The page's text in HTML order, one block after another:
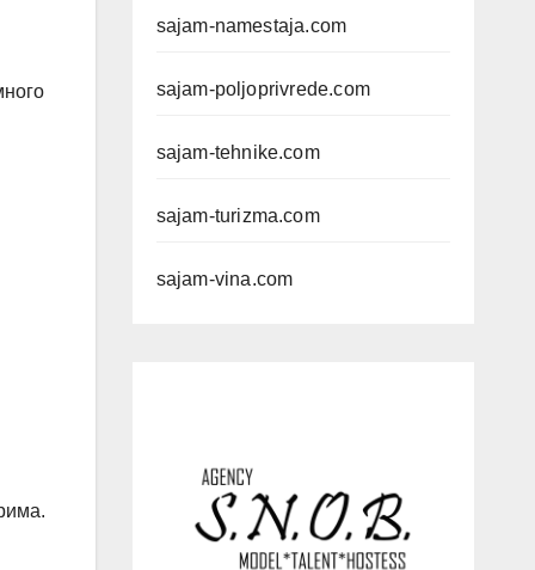
sajam-namestaja.com
sajam-poljoprivrede.com
sajam-tehnike.com
sajam-turizma.com
sajam-vina.com